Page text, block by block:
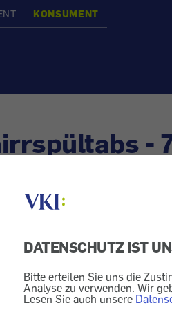
DATENSCHUTZ IST
Bitte erteilen Sie uns die
Analyse zu verwenden. Wir
Lesen Sie auch unsere
KONSUMENT
-
Geschirrspülmittel
sind besser geworden